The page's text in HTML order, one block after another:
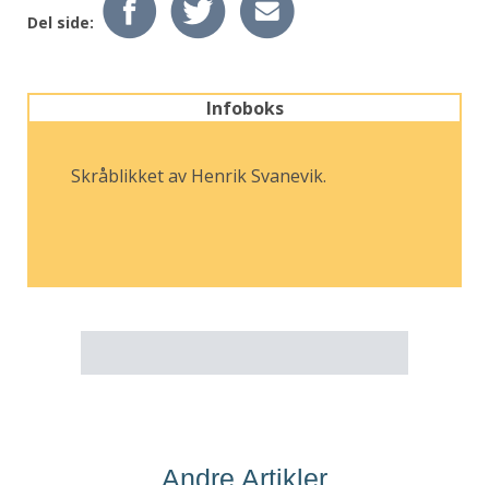
Del side:
Infoboks
Skråblikket av Henrik Svanevik.
Andre Artikler